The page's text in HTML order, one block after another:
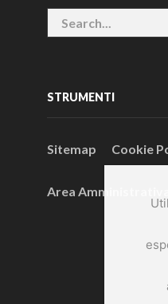
STRUMENTI
Sitemap Cookie
Area Amministrativa